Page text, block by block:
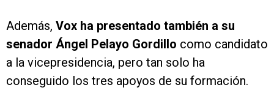
Además, Vox ha presentado también a su
senador Ángel Pelayo Gordillo como candidato
a la vicepresidencia, pero tan solo ha
conseguido los tres apoyos de su formación.